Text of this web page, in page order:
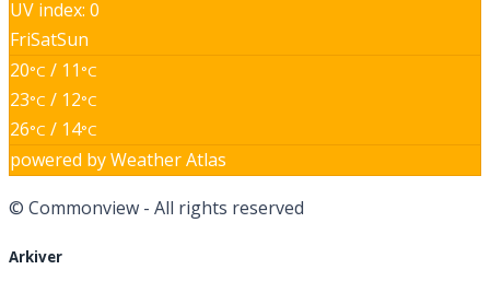
UV index: 0
FriSatSun
20°C / 11 °C
23°C / 12°C
26°C / 14°C
powered byWeather Atlas
© Commonview - All rights reserved
Arkiver